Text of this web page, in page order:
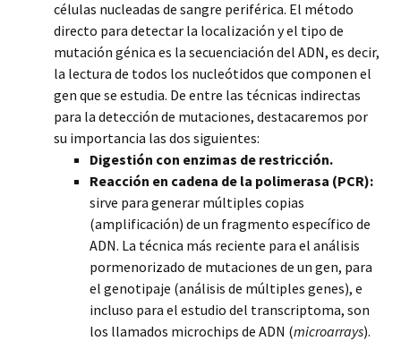
células nucleadas de sangre periférica. El método
directo para detectar la localización y el tipo de
mutación génica es la secuenciación del ADN, es decir,
la lectura de todos los nucleótidos que componen el
gen que se estudia. De entre las técnicas indirectas
para la detección de mutaciones, destacaremos por
su importancia las dos siguientes:
Digestión con enzimas de restricción.
Reacción en cadena de la polimerasa (PCR):
sirve para generar múltiples copias
(amplificación) de un fragmento específico de
ADN. La técnica más reciente para el análisis
pormenorizado de mutaciones de un gen, para
el genotipaje (análisis de múltiples genes), e
incluso para el estudio del transcriptoma, son
los llamados microchips de ADN (microarrays).